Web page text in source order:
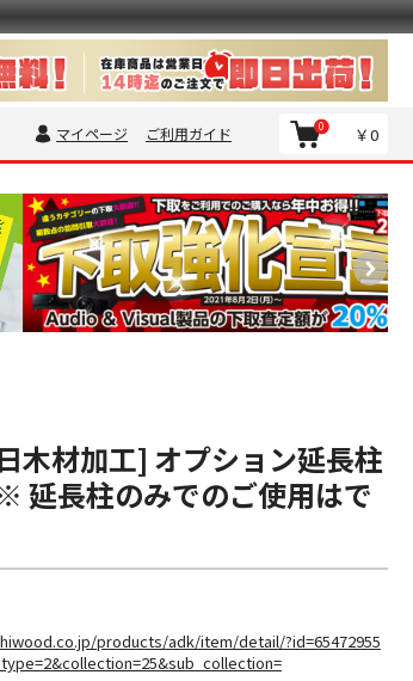
マイページ ご利用ガイド ￥0
0
木材加工] オプション延長柱
長柱のみでのご使用はで
products/adk/item/detail/?id=65472955